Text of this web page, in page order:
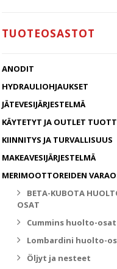
TUOTEOSASTOT
ANODIT
HYDRAULIOHJAUKSET
JÄTEVESIJÄRJESTELMÄ
KÄYTETYT JA OUTLET
KIINNITYS JA TURVALLISUUS
MAKEAVESIJÄRJESTELMÄ
MERIMOOTTOREIDEN
BETA-KUBOTA
OSAT
Cummins huolto-osat
Lombardini huolto-
Öljyt ja nesteet